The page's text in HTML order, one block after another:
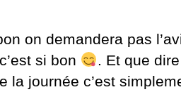
on demandera pas
si bon
. Et que
la journée c’est